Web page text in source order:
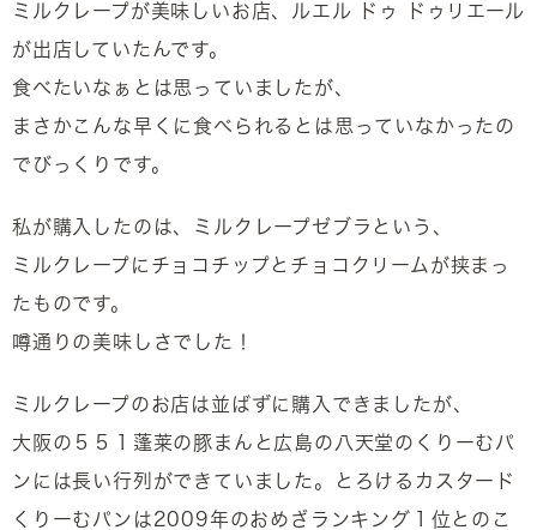
ミルクレープが美味しいお店、ルエル ドゥ ドゥリエール
が出店していたんです。
食べたいなぁとは思っていましたが、
まさかこんな早くに食べられるとは思っていなかったの
でびっくりです。
私が購入したのは、ミルクレープゼブラという、
ミルクレープにチョコチップとチョコクリームが挟まっ
たものです。
噂通りの美味しさでした！
ミルクレープのお店は並ばずに購入できましたが、
大阪の５５１蓬莱の豚まんと広島の八天堂のくりーむパ
ンには長い行列ができていました。とろけるカスタード
くりーむパンは2009年のおめざランキング１位とのこ